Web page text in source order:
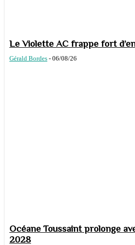
Le Violette AC frappe fort
Gérald Bordes - 06/08/26
Océane Toussaint prolonge
2028